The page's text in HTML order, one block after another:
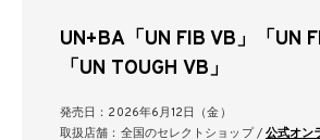
UN+BA「UN FIB VB」「UN
「UN TOUGH VB」
発売日：2026年6月12日（金）
取扱店舗：全国のセレクトショップ / 公式オン